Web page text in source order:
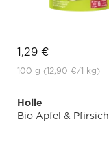
1,29 €
100 g (12,90 €/1 kg)
Holle
Bio Apfel & Pfirsich